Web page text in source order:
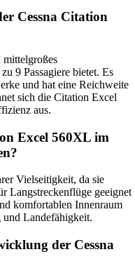
Cessna Citation
9 Passagiere bietet. Es
und hat eine Reichweite
sich die Citation Excel
aus.
Excel 560XL im
Vielseitigkeit, da sie
Langstreckenflüge geeignet
komfortablen Innenraum
und Landefähigkeit.
der Cessna